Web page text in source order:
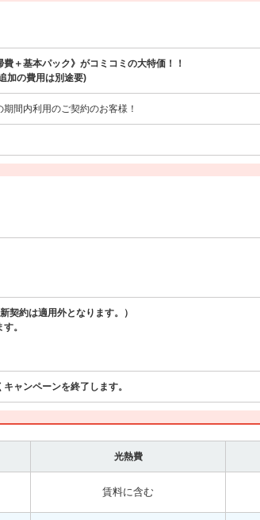
＋基本パック》がコミコミの大特価！！
加の費用は別途要)
間内利用のご契約のお客様！
約は適用外となります。）
。
ャンペーンを終了します。
光熱費
賃料に含む